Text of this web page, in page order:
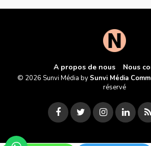
A propos de nous Nous
© 2026 Sunvi Média by Sunvi Média
réservé